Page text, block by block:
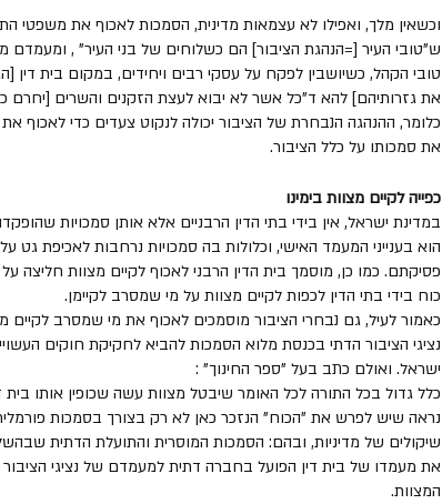
וכשאין מלך, ואפילו לא עצמאות מדינית, הסמכות לאכוף את משפטי
ש"טובי העיר [=הנהגת הציבור] הם כשלוחים של בני העיר" , ומעמדם
טובי הקהל, כשיושבין לפקח על עסקי רבים ויחידים, במקום בית דין
את גזרותיהם] להא ד"כל אשר לא יבוא לעצת הזקנים והשרים [יחרם
כלומר, ההנהגה הנבחרת של הציבור יכולה לנקוט צעדים כדי לאכוף
את סמכותו על כלל הציבור.
כפייה לקיים מצוות בימינו
במדינת ישראל, אין בידי בתי הדין הרבניים אלא אותן סמכויות
הוא בענייני המעמד האישי, וכלולות בה סמכויות נרחבות לאכיפת
פסיקתם. כמו כן, מוסמך בית הדין הרבני לאכוף לקיים מצוות חליצה
כוח בידי בתי הדין לכפות לקיים מצוות על מי שמסרב לקיימן.
כאמור לעיל, גם נבחרי הציבור מוסמכים לאכוף את מי שמסרב לקיים
נציגי הציבור הדתי בכנסת מלוא הסמכות להביא לחקיקת חוקים
ישראל. ואולם כתב בעל "ספר החינוך" :
כלל גדול בכל התורה לכל האומר שיבטל מצוות עשה שכופין אותו בית
נראה שיש לפרש את "הכוח" הנזכר כאן לא רק בצורך בסמכות
שיקולים של מדיניות, ובהם: הסמכות המוסרית והתועלת הדתית
את מעמדו של בית דין הפועל בחברה דתית למעמדם של נציגי
המצוות.